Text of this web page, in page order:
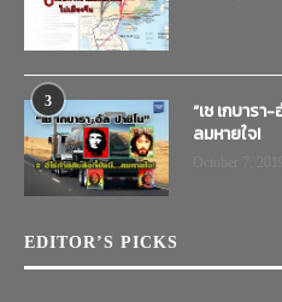
3
“เช เกบาร
ลมหายใจ!
EDITOR’S PICKS